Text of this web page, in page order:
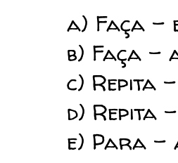
a) Faça –
b) Faça –
c) Repita
d) Repita
e) Para –